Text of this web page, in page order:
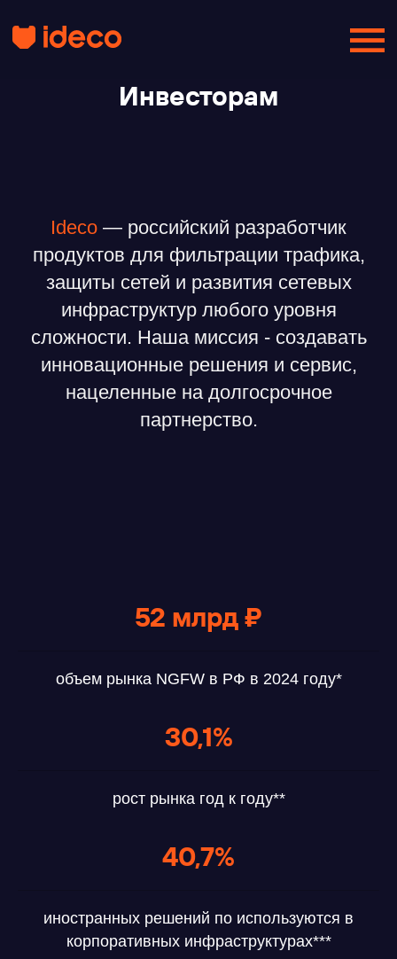
Инвесторам
Ideco — российский разработчик
продуктов для фильтрации трафика,
защиты сетей и развития сетевых
инфраструктур любого уровня
сложности. Наша миссия - создавать
инновационные решения и сервис,
нацеленные на долгосрочное
партнерство.
52 млрд₽
объем рынка NGFW в РФ в 2024 году*
30,1%
рост рынка год к году**
40,7%
иностранных решений по используются в
корпоративных инфраструктурах***